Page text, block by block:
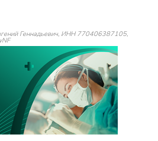
Геннадьевич, ИНН 770406387105,